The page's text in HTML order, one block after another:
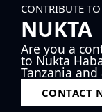
CONTRIBUTE TO
NUKTA
Are you a
to Nukta
Tanzania
CONTACT